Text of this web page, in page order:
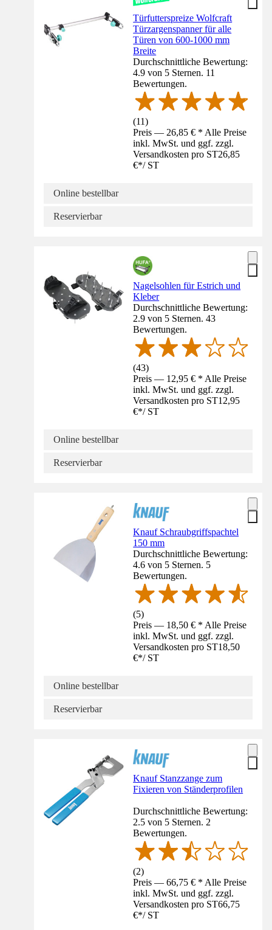
Türfutterspreize Wolfcraft
Türzargenspanner für alle
Türen von 600-1000 mm
Breite
Durchschnittliche Bewertung:
4.9 von 5 Sternen. 11
Bewertungen.
(11)
Preis — 26,85 € * Alle Preise
inkl. MwSt. und ggf. zzgl.
Versandkosten pro ST26,85
€*/ ST
Online bestellbar
Reservierbar
Nagelsohlen für Estrich und
Kleber
Durchschnittliche Bewertung:
2.9 von 5 Sternen. 43
Bewertungen.
(43)
Preis — 12,95 € * Alle Preise
inkl. MwSt. und ggf. zzgl.
Versandkosten pro ST12,95
€*/ ST
Online bestellbar
Reservierbar
Knauf Schraubgriffspachtel
150 mm
Durchschnittliche Bewertung:
4.6 von 5 Sternen. 5
Bewertungen.
(5)
Preis — 18,50 € * Alle Preise
inkl. MwSt. und ggf. zzgl.
Versandkosten pro ST18,50
€*/ ST
Online bestellbar
Reservierbar
Knauf Stanzzange zum
Fixieren von Ständerprofilen
Durchschnittliche Bewertung:
2.5 von 5 Sternen. 2
Bewertungen.
(2)
Preis — 66,75 € * Alle Preise
inkl. MwSt. und ggf. zzgl.
Versandkosten pro ST66,75
€*/ ST